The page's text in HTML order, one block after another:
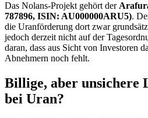
Das Nolans-Projekt gehört der
787896, ISIN: AU000000ARU5).
die Uranförderung dort zwar
jedoch derzeit nicht auf der
daran, dass aus Sicht von Investoren
Abnehmern noch fehlt.
Billige, aber unsichere
bei Uran?